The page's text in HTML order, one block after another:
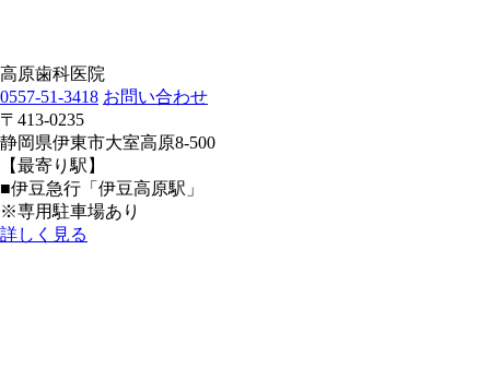
高原歯科医院
0557-51-3418 お問い合わせ
〒413-0235
静岡県伊東市大室高原8-500
【最寄り駅】
■伊豆急行「伊豆高原駅」
※専用駐車場あり
詳しく見る